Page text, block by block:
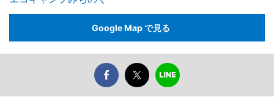
Google Map で見る